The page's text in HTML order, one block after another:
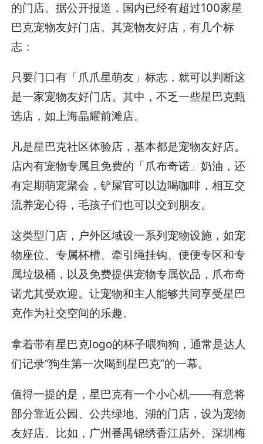
的门店。据公开报道，国内已经有超过100家星
巴克宠物友好门店。其宠物友好店，有几个标
志：
只要门口有「爪爪星萌友」标志，就可以判断这
是一家宠物友好门店。其中，不乏一些星巴克甄
选店，如上海晶耀前滩店。
凡是星巴克社区体验店，基本都是宠物友好店。
店内有宠物专属且免费的「爪布奇诺」奶油，还
有定期萌宠聚会，铲屎官可以边喝咖啡，相互交
流养宠心得，毛孩子们也可以交到朋友。
这类型门店，户外区域设一系列宠物设施，如宠
物座位、专属杯槽、牵引绳挂钩、便便专区和专
属垃圾桶，以及免费提供宠物专属饮品，爪布奇
诺尤其受欢迎。让宠物和主人能够共同享受星巴
克作为社交空间的乐趣。
拿着带有星巴克logo的杯子喂狗狗，通常是达人
们记录“狗生第一次喝到星巴克”的一幕。
值得一提的是，星巴克有一个小心机——有意将
部分靠近公园、公共绿地、湖的门店，设为宠物
友好店。比如，广州番禺锦绣香江店外、深圳梅